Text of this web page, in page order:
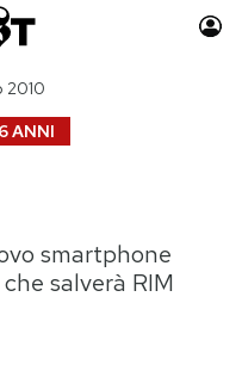
Consumismi
ANNI
2010
smartphone
salverà RIM